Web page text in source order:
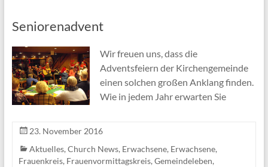
Seniorenadvent
Wir freuen uns, dass die
Adventsfeiern der Kirchengemeinde
einen solchen großen Anklang finden.
Wie in jedem Jahr erwarten Sie
23. November 2016
Aktuelles, Church News, Erwachsene, Erwachsene,
Frauenkreis, Frauenvormittagskreis, Gemeindeleben,